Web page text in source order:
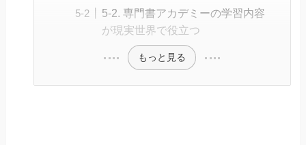
5-2. 専門書アカデミーの学習内容
が現実世界で役立つ
もっと見る